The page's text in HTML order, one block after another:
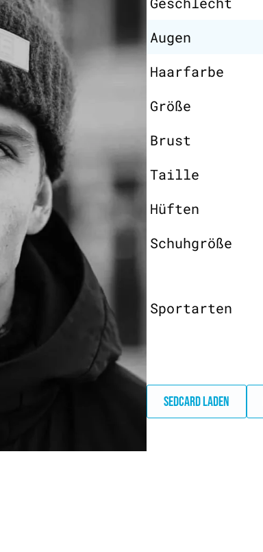
Augen
Haarfarbe
Größe
Brust
Taille
Hüften
Schuhgröße
Sportarten
SEDCARD LADEN